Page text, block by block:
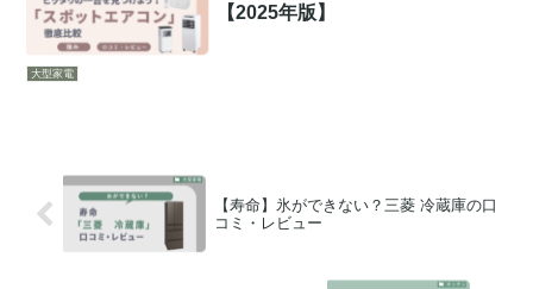
大型家電
【2025年版】
【寿命】氷ができない？三菱 冷蔵庫の口
コミ・レビュー